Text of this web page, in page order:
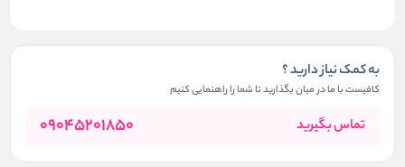
به کمک نیاز دارید ؟
کافیست با ما در میان بگذارید تا شما را راهنمایی کنیم
تماس بگیرید 09045201850